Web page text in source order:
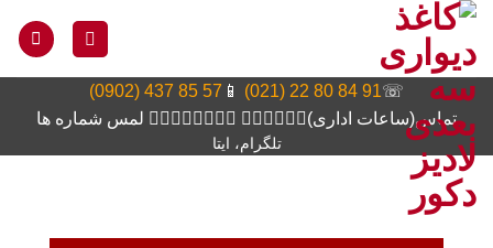
Skip
content
☏
91 84 80 22 (021)
📱
57 85 437 (0902)
تماس(ساعات اداری)👆🏻👆🏻👆🏻 👆🏻👆🏻👆🏻👆🏻 لمس شماره ها
تلگرام، ایتا